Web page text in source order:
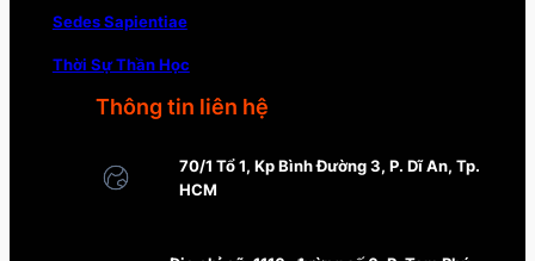
Sedes Sapientiae
Thời Sự Thần Học
Thông tin liên hệ
70/1 Tổ 1, Kp Bình Đường 3, P. Dĩ An, Tp.
HCM